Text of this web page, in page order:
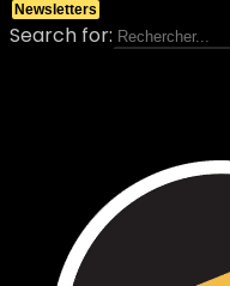
Search for:
Newsletters